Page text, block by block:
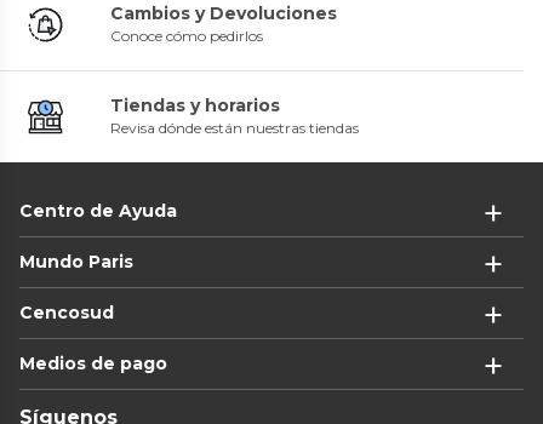
Cambios y Devoluciones
Conoce cómo pedirlos
Tiendas y horarios
Revisa dónde están nuestras tiendas
Centro de Ayuda
Mundo Paris
Cencosud
Medios de pago
Síguenos